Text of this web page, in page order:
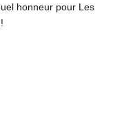
honneur pour Les